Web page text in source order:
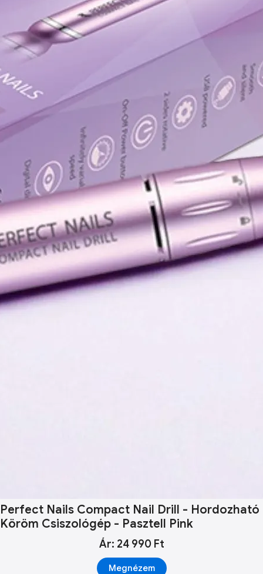
Perfect Nails Compact Nail Drill - Hordozható
Köröm Csiszológép - Pasztell Pink
Ár: 24 990 Ft
Megnézem